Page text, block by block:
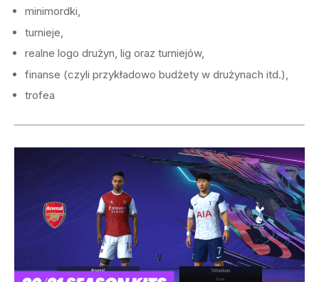
minimordki,
turnieje,
realne logo drużyn, lig oraz turniejów,
finanse (czyli przykładowo budżety w drużynach itd.),
trofea